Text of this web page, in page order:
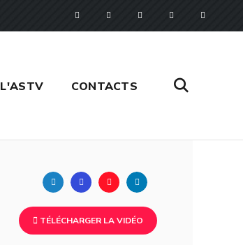
L'ASTV CONTACTS
Twitter FacebookPinterest
TÉLÉCHARGER LA VIDÉO